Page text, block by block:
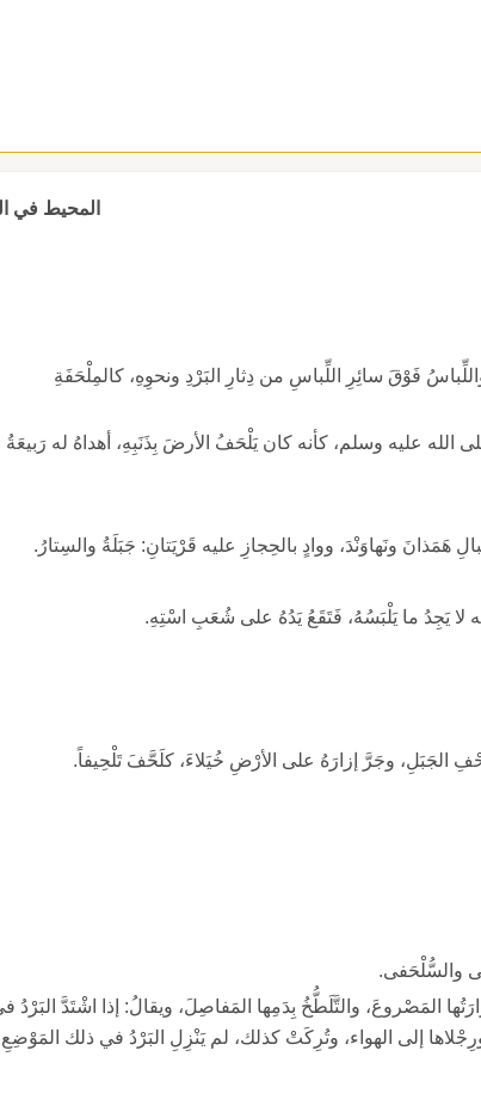
المحيط في
فَوْقَ سائِرِ اللِّباسِ من دِثارِ البَرْدِ ونحوِهِ، كالمِلْحَفَةِ
عليه وسلم، كأنه كان يَلْحَفُ الأرضَ بِذَنَبِهِ، أهداهُ له رَبيعَةُ
ونَهاوَنْدَ، ووادٍ بالحِجازِ عليه قَرْيَتانِ: جَبَلَةُ والسِتارُ.
يَجِدُ ما يَلْبَسُهُ، فَتَقَعُ يَدُهُ على شُعَبِ اسْتِهِ.
وجَرَّ إزارَهُ على الأرْضِ خُيَلاءَ، كلَحَّفَ تَلْحِيفاً.
والسُّلْحَفى.
المَصْروعَ، والتَّلَطُّخُ بِدَمِها المَفاصِلَ، ويقالُ: إذا اشْتَدَّ البَرْدُ
إلى الهواء، وتُرِكَتْ كذلك، لم يَنْزِلِ البَرْدُ في ذلك